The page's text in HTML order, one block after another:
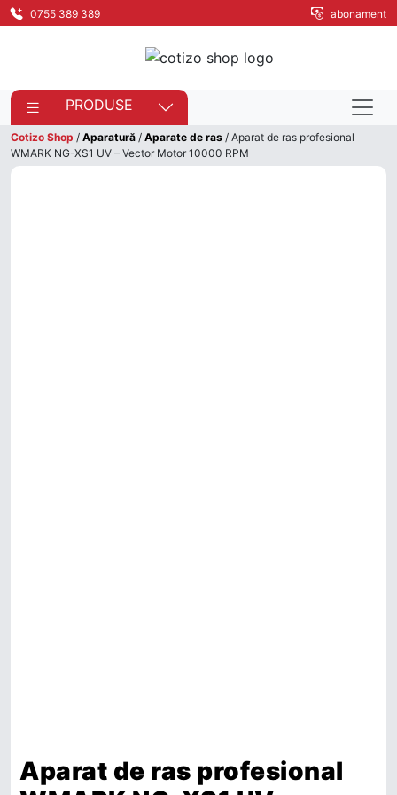
0755 389 389 abonament
PRODUSE
Cotizo Shop / Aparatură / Aparate de ras / Aparat de ras profesional
WMARK NG-XS1 UV – Vector Motor 10000 RPM
Aparat de ras profesional